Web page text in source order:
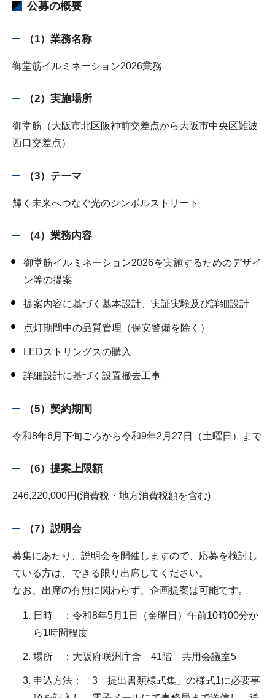
公募の概要
（1）業務名称
御堂筋イルミネーション2026業務
（2）実施場所
御堂筋（大阪市北区阪神前交差点から大阪市中央区難波
西口交差点）
（3）テーマ
輝く未来へつなぐ光のシンボルストリート
（4）業務内容
御堂筋イルミネーション2026を実施するためのデザイ
ン等の提案
提案内容に基づく基本設計、実証実験及び詳細設計
点灯期間中の品質管理（保安警備を除く）
LEDストリングスの購入
詳細設計に基づく設置撤去工事
（5）契約期間
令和8年6月下旬ごろから令和9年2月27日（土曜日）まで
（6）提案上限額
246,220,000円(消費税・地方消費税額を含む)
（7）説明会
募集にあたり、説明会を開催しますので、応募を検討し
ている方は、できる限り出席してください。
なお、出席の有無に関わらず、企画提案は可能です。
日時 ：令和8年5月1日（金曜日）午前10時00分か
ら1時間程度
場所 ：大阪府咲洲庁舎 41階 共用会議室5
申込方法：「3 提出書類様式集」の様式1に必要事